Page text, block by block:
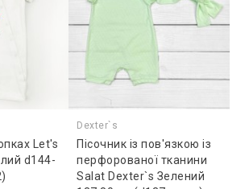
Let's
d144-
Dexter`s
Пісочник із пов'язкою із
перфорованої тканини
Salat Dexter`s Зелений